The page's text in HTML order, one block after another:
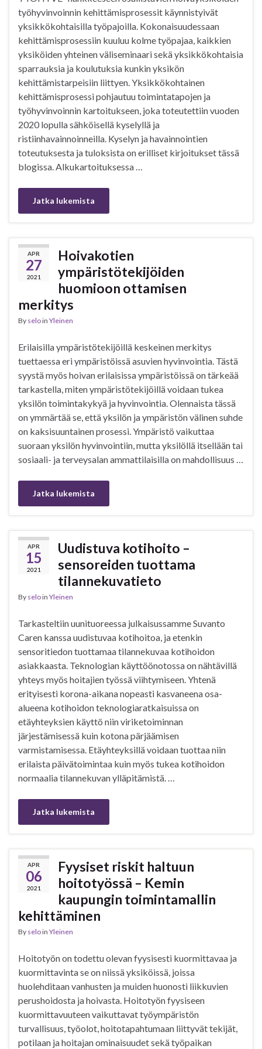
työhyvinvoinnin kehittämisprosessit käynnistyivät
yksikkökohtaisilla työpajoilla. Kokonaisuudessaan
kehittämisprosessiin kuuluu kolme työpajaa, kaikkien
yksiköiden yhteinen väliseminaari sekä yksikkökohtaisia
sparrauksia ja koulutuksia kunkin yksikön
kehittämistarpeisiin liittyen. Yksikkökohtainen
kehittämisprosessi pohjautuu toimintatapojen ja
työhyvinvoinnin kartoitukseen, joka toteutettiin vuoden
2020 lopulla sähköisellä kyselyllä ja
ristiinhavainnoinneilla. Kyselyn ja havainnointien
toteutuksesta ja tuloksista on erilliset kirjoitukset tässä
blogissa. Alkukartoituksessa …
Jatka lukemista
APR
27
2021
Hoivakotien
ympäristötekijöiden
huomioon ottamisen
merkitys
By seloin Yleinen
Erilaisilla ympäristötekijöillä keskeinen merkitys
tuettaessa eri ympäristöissä asuvien hyvinvointia. Tästä
syystä myös hoivan erilaisissa ympäristöissä on tärkeää
tarkastella, miten ympäristötekijöillä voidaan tukea
yksilön toimintakykyä ja hyvinvointia. Olennaista tässä
on ymmärtää se, että yksilön ja ympäristön välinen suhde
on kaksisuuntainen prosessi. Ympäristö vaikuttaa
suoraan yksilön hyvinvointiin, mutta yksilöllä itsellään tai
sosiaali- ja terveysalan ammattilaisilla on mahdollisuus …
Jatka lukemista
APR
15
2021
Uudistuva kotihoito –
sensoreiden tuottama
tilannekuvatieto
By seloin Yleinen
Tarkasteltiin uunituoreessa julkaisussamme Suvanto
Caren kanssa uudistuvaa kotihoitoa, ja etenkin
sensoritiedon tuottamaa tilannekuvaa kotihoidon
asiakkaasta. Teknologian käyttöönotossa on nähtävillä
yhteys myös hoitajien työssä viihtymiseen. Yhtenä
erityisesti korona-aikana nopeasti kasvaneena osa-
alueena kotihoidon teknologiaratkaisuissa on
etäyhteyksien käyttö niin viriketoiminnan
järjestämisessä kuin kotona pärjäämisen
varmistamisessa. Etäyhteyksillä voidaan tuottaa niin
erilaista päivätoimintaa kuin myös tukea kotihoidon
normaalia tilannekuvan ylläpitämistä. …
Jatka lukemista
APR
06
2021
Fyysiset riskit haltuun
hoitotyössä – Kemin
kaupungin toimintamallin
kehittäminen
By seloin Yleinen
Hoitotyön on todettu olevan fyysisesti kuormittavaa ja
kuormittavinta se on niissä yksiköissä, joissa
huolehditaan vanhusten ja muiden huonosti liikkuvien
perushoidosta ja hoivasta. Hoitotyön fyysiseen
kuormittavuuteen vaikuttavat työympäristön
turvallisuus, työolot, hoitotapahtumaan liittyvät tekijät,
potilaan ja hoitajan ominaisuudet sekä työpaikan